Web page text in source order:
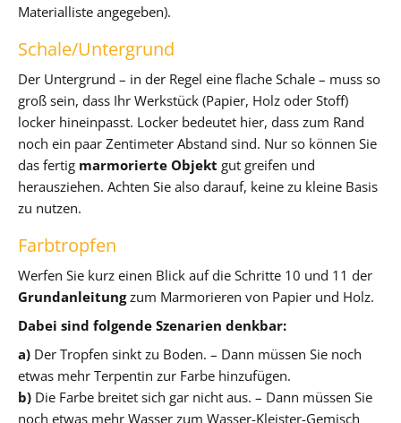
Materialliste angegeben).
Schale/Untergrund
Der Untergrund – in der Regel eine flache Schale – muss so
groß sein, dass Ihr Werkstück (Papier, Holz oder Stoff)
locker hineinpasst. Locker bedeutet hier, dass zum Rand
noch ein paar Zentimeter Abstand sind. Nur so können Sie
das fertig marmorierte Objekt gut greifen und
herausziehen. Achten Sie also darauf, keine zu kleine Basis
zu nutzen.
Farbtropfen
Werfen Sie kurz einen Blick auf die Schritte 10 und 11 der
Grundanleitungzum Marmorieren von Papier und Holz.
Dabei sind folgende Szenarien denkbar:
a) Der Tropfen sinkt zu Boden. – Dann müssen Sie noch
etwas mehr Terpentin zur Farbe hinzufügen.
b) Die Farbe breitet sich gar nicht aus. – Dann müssen Sie
noch etwas mehr Wasser zum Wasser-Kleister-Gemisch